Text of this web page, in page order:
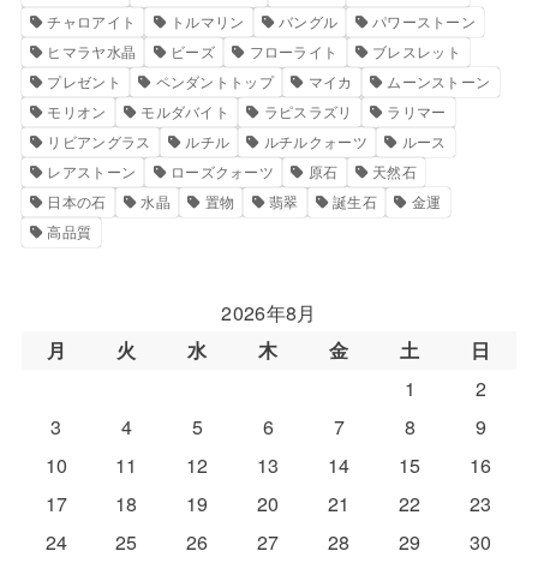
チャロアイト
トルマリン バングル
パワーストーン
ヒマラヤ水晶
ビーズ フローライト
ブレスレット
プレゼント
ペンダントトップ マイカ
ムーンストーン
モリオン
モルダバイト ラピスラズリ
ラリマー
リビアングラス
ルチル ルチルクォーツ
ルース
レアストーン
ローズクォーツ 原石
天然石
日本の石
水晶 置物 翡翠 誕生石
金運
高品質
2026年8月
月
火 水 木 金 土
日
1
2
3
4 5 6 7 8
9
10
11 12 13 14 15
16
17
18 19 20 21 22
23
24
25 26 27 28 29
30